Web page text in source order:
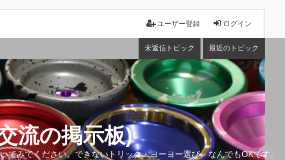
ログイン
ユーザー登録
未返信トピック 最近のトピック
流の掲示板)
みてください。できないトリック・ヨーヨー選び、なんでもOKです。